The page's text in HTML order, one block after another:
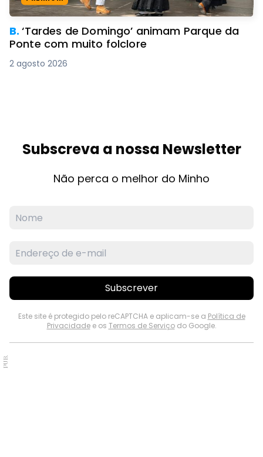
B.‘Tardes de Domingo’ animam Parque da
Ponte com muito folclore
2 agosto 2026
Subscreva a nossa Newsletter
Não perca o melhor do Minho
Subscrever
Este site é protegido pelo reCAPTCHA e aplicam-se a Política de
Privacidadee os Termos de Serviçodo Google.
PUB.